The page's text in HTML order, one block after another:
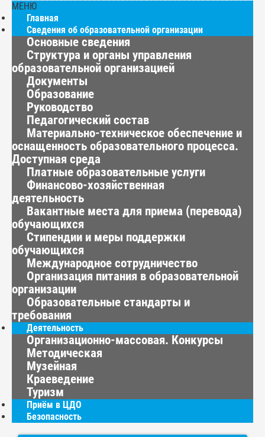
МЕНЮ
Главная
Сведения об образовательной организации
Основные сведения
Структура и органы управления
образовательной организацией
Документы
Образование
Руководство
Педагогический состав
Материально-техническое обеспечение и
оснащенность образовательного процесса.
Доступная среда
Платные образовательные услуги
Финансово-хозяйственная
деятельность
Вакантные места для приема (перевода)
обучающихся
Стипендии и меры поддержки
обучающихся
Международное сотрудничество
Организация питания в образовательной
организации
Образовательные стандарты и
требования
Деятельность
Организационно-массовая. Конкурсы
Методическая
Музейная
Краеведение
Туризм
Приём в ЦДО
Безопасность